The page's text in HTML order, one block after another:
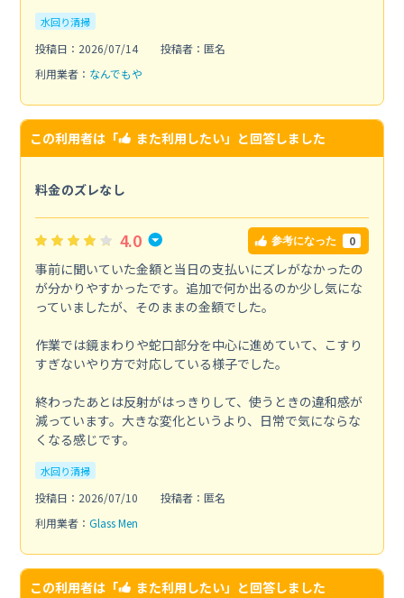
水回り清掃
投稿日：2026/07/14
投稿者：匿名
利用業者： なんでもや
この利用者は「 また利用したい」と回答しました
料金のズレなし
4.0 参考になった 0
事前に聞いていた金額と当日の支払いにズレがなかったの
が分かりやすかったです。追加で何か出るのか少し気にな
っていましたが、そのままの金額でした。
作業では鏡まわりや蛇口部分を中心に進めていて、こすり
すぎないやり方で対応している様子でした。
終わったあとは反射がはっきりして、使うときの違和感が
減っています。大きな変化というより、日常で気にならな
くなる感じです。
水回り清掃
投稿日：2026/07/10
投稿者：匿名
利用業者： Glass Men
この利用者は「 また利用したい」と回答しました